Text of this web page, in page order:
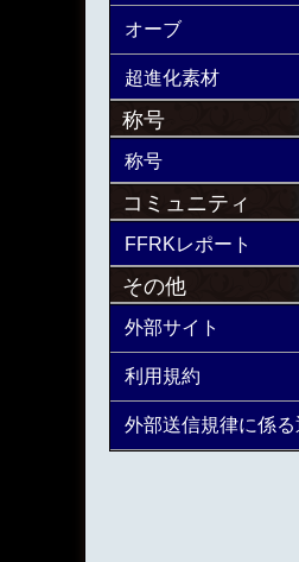
オーブ
超進化素材
称号
称号
コミュニティ
FFRKレポート
その他
外部サイト
利用規約
外部送信規律に係